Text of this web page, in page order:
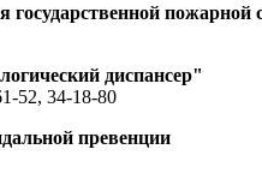
государственной
диспансер"
52, 34-18-80
превенции